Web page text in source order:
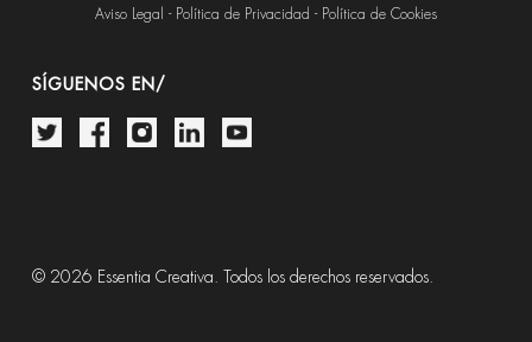
Aviso Legal - Política de Privacidad - Política de Cookies
SÍGUENOS EN/
© 2026 Essentia Creativa. Todos los derechos reservados.